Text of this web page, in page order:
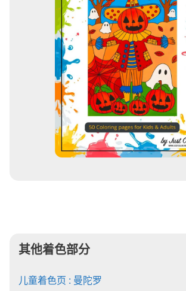
其他着色部分
儿童着色页 : 曼陀罗